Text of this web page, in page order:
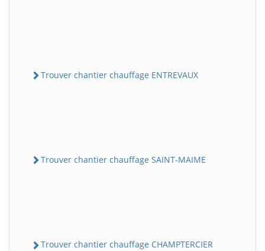
Trouver chantier chauffage ENTREVAUX
Trouver chantier chauffage SAINT-MAIME
Trouver chantier chauffage CHAMPTERCIER